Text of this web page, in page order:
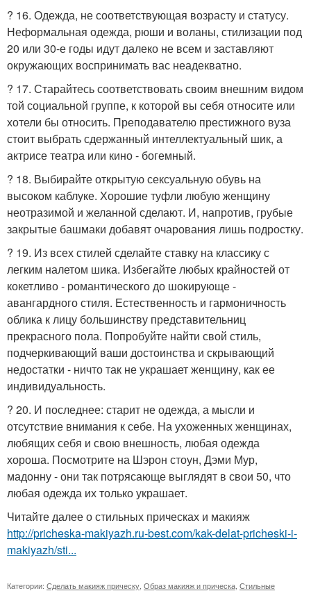
? 16. Одежда, не соответствующая возрасту и статусу.
Неформальная одежда, рюши и воланы, стилизации под
20 или 30-е годы идут далеко не всем и заставляют
окружающих воспринимать вас неадекватно.
? 17. Старайтесь соответствовать своим внешним видом
той социальной группе, к которой вы себя относите или
хотели бы относить. Преподавателю престижного вуза
стоит выбрать сдержанный интеллектуальный шик, а
актрисе театра или кино - богемный.
? 18. Выбирайте открытую сексуальную обувь на
высоком каблуке. Хорошие туфли любую женщину
неотразимой и желанной сделают. И, напротив, грубые
закрытые башмаки добавят очарования лишь подростку.
? 19. Из всех стилей сделайте ставку на классику с
легким налетом шика. Избегайте любых крайностей от
кокетливо - романтического до шокирующе -
авангардного стиля. Естественность и гармоничность
облика к лицу большинству представительниц
прекрасного пола. Попробуйте найти свой стиль,
подчеркивающий ваши достоинства и скрывающий
недостатки - ничто так не украшает женщину, как ее
индивидуальность.
? 20. И последнее: старит не одежда, а мысли и
отсутствие внимания к себе. На ухоженных женщинах,
любящих себя и свою внешность, любая одежда
хороша. Посмотрите на Шэрон стоун, Дэми Мур,
мадонну - они так потрясающе выглядят в свои 50, что
любая одежда их только украшает.
Читайте далее о стильных прическах и макияж
http://pricheska-makiyazh.ru-best.com/kak-delat-pricheski-i-
makiyazh/sti...
Категории: Сделать макияж прическу Образ макияж и прическа Стильные